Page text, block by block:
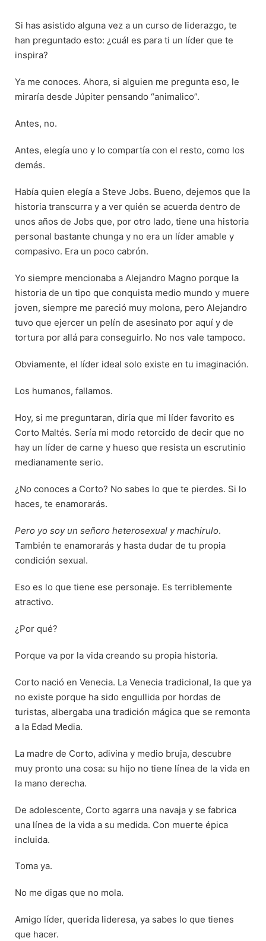
contenido
Si has asistido alguna vez a un curso de liderazgo, te
han preguntado esto: ¿cuál es para ti un líder que te
inspira?
Ya me conoces. Ahora, si alguien me pregunta eso, le
miraría desde Júpiter pensando “animalico”.
Antes, no.
Antes, elegía uno y lo compartía con el resto, como los
demás.
Había quien elegía a Steve Jobs. Bueno, dejemos que la
historia transcurra y a ver quién se acuerda dentro de
unos años de Jobs que, por otro lado, tiene una historia
personal bastante chunga y no era un líder amable y
compasivo. Era un poco cabrón.
Yo siempre mencionaba a Alejandro Magno porque la
historia de un tipo que conquista medio mundo y muere
joven, siempre me pareció muy molona, pero Alejandro
tuvo que ejercer un pelín de asesinato por aquí y de
tortura por allá para conseguirlo. No nos vale tampoco.
Obviamente, el líder ideal solo existe en tu imaginación.
Los humanos, fallamos.
Hoy, si me preguntaran, diría que mi líder favorito es
Corto Maltés. Sería mi modo retorcido de decir que no
hay un líder de carne y hueso que resista un escrutinio
medianamente serio.
¿No conoces a Corto? No sabes lo que te pierdes. Si lo
haces, te enamorarás.
Pero yo soy un señoro heterosexual y machirulo.
También te enamorarás y hasta dudar de tu propia
condición sexual.
Eso es lo que tiene ese personaje. Es terriblemente
atractivo.
¿Por qué?
Porque va por la vida creando su propia historia.
Corto nació en Venecia. La Venecia tradicional, la que ya
no existe porque ha sido engullida por hordas de
turistas, albergaba una tradición mágica que se remonta
a la Edad Media.
La madre de Corto, adivina y medio bruja, descubre
muy pronto una cosa: su hijo no tiene línea de la vida en
la mano derecha.
De adolescente, Corto agarra una navaja y se fabrica
una línea de la vida a su medida. Con muerte épica
incluida.
Toma ya.
No me digas que no mola.
Amigo líder, querida lideresa, ya sabes lo que tienes
que hacer.